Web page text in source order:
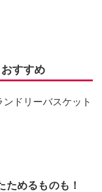
すすめ
ドリーバスケット
めるものも！